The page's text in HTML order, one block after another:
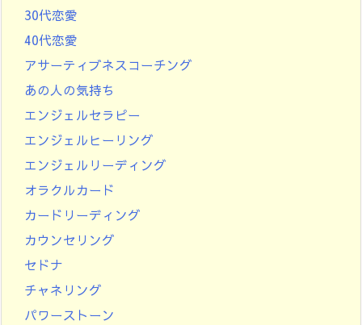
30代恋愛
40代恋愛
アサーティブネスコーチング
あの人の気持ち
エンジェルセラピー
エンジェルヒーリング
エンジェルリーディング
オラクルカード
カードリーディング
カウンセリング
セドナ
チャネリング
パワーストーン